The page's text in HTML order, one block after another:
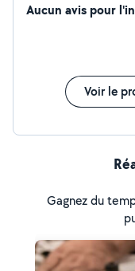
c'est faire je fait si
Aucun avis pour
Voir le
Gagnez du